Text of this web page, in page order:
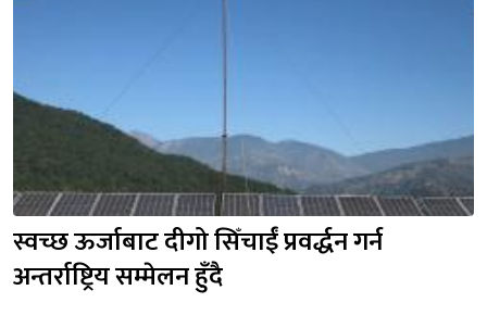
स्वच्छ ऊर्जाबाट दीगो सिँचाईं प्रवर्द्धन गर्न
अन्तर्राष्ट्रिय सम्मेलन हुँदै